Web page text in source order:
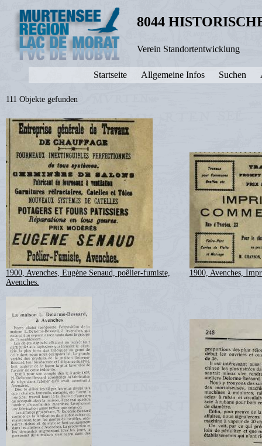
8044
Verein Standortentwicklung
Startseite Allgemeine Infos Suchen
111 Objekte gefunden
1900, Avenches, Eugène Senaud, poêlier-fumiste,
Avenches.
1900, Avenches,